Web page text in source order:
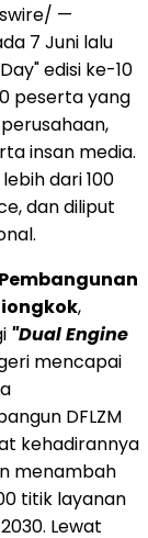
—
7 Juni lalu
edisi ke-10
peserta yang
insan media.
dari 100
dan diliput
,
"Dual Engine
mencapai
DFLZM
kehadirannya
menambah
titik layanan
Lewat